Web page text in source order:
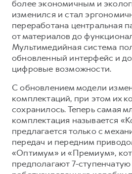
Коллекция Базовая
Коллекция Детская
более экономичным и
изменился и стал
переработана центральная
от материалов до
Мультимедийная система
обновленный интерфейс и
цифровые возможности.
С обновлением модели
комплектаций, при этом их
сохранилось. Теперь самая
комплектация называется
предлагается только с
передач и передним
«Оптимум» и «Премиум»,
предполагают 7-ступенчатую